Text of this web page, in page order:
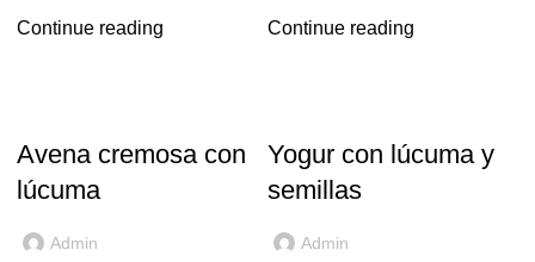
Continue reading Continue reading
Avena cremosa con
lúcuma
Admin
Yogur con lúcuma y
semillas
Admin